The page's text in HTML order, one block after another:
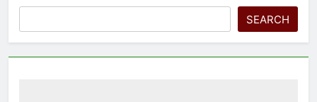
SEARCH